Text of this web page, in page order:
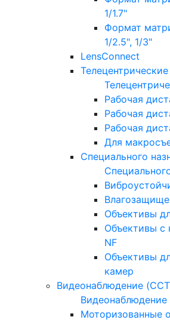
1/1.7"
Формат
1/2.5", 1/3"
LensConnect
Рабочая
Рабочая
Рабочая
Для
Специального
Объективы
Объективы с
NF
Объективы
камер
Видеонаблюдение
Видеонаблюдение
Моторизованные